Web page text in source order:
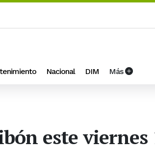
Nacional DIM Más
este viernes